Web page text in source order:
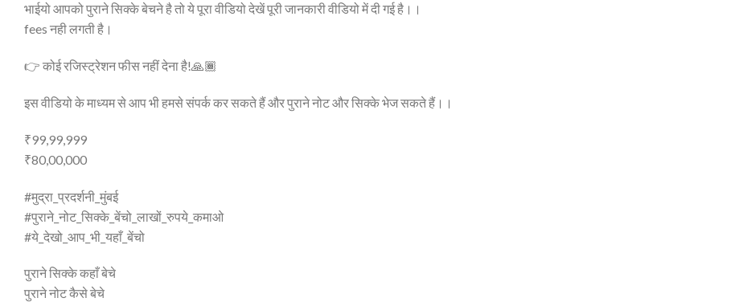
भाईयो आपको पुराने सिक्के बेचने है तो ये पूरा वीडियो देखें पूरी जानकारी वीडियो में दी गई है।।
fees नही लगती है।
👉 कोई रजिस्ट्रेशन फीस नहीं देना है!🙏🏾
इस वीडियो के माध्यम से आप भी हमसे संपर्क कर सकते हैं और पुराने नोट और सिक्के भेज सकते हैं।।
₹99,99,999
₹80,00,000
#मुद्रा_प्रदर्शनी_मुंबई
#पुराने_नोट_सिक्के_बेंचो_लाखों_रुपये_कमाओ
#ये_देखो_आप_भी_यहाँ_बेंचो
पुराने सिक्के कहाँ बेचे
पुराने नोट कैसे बेचे